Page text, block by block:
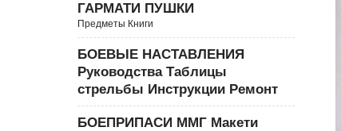
ГАРМАТИ ПУШКИ
Предметы Книги
БОЕВЫЕ НАСТАВЛЕНИЯ
Руководства Таблицы
стрельбы Инструкции Ремонт
БОЕПРИПАСИ ММГ Макети